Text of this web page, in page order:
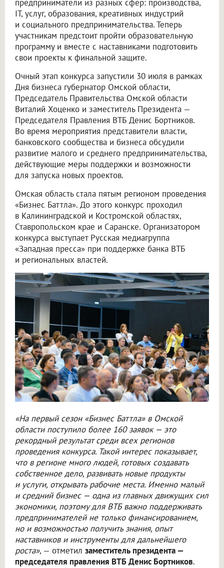
предприниматели из разных сфер: производства,
IT, услуг, образования, креативных индустрий
и социального предпринимательства. Теперь
участникам предстоит пройти образовательную
программу и вместе с наставниками подготовить
свои проекты к финальной защите.
Очный этап конкурса запустили 30 июля в рамках
Дня бизнеса губернатор Омской области,
Председатель Правительства Омской области
Виталий Хоценко и заместитель Президента —
Председателя Правления ВТБ Денис Бортников.
Во время мероприятия представители власти,
банковского сообщества и бизнеса обсудили
развитие малого и среднего предпринимательства,
действующие меры поддержки и возможности
для запуска новых проектов.
Омская область стала пятым регионом проведения
«Бизнес Баттла». До этого конкурс проходил
в Калининградской и Костромской областях,
Ставропольском крае и Саранске. Организатором
конкурса выступает Русская медиагруппа
«Западная пресса» при поддержке банка ВТБ
и региональных властей.
«На первый сезон «Бизнес Баттла» в Омской
области поступило более 160 заявок — это
рекордный результат среди всех регионов
проведения конкурса. Такой интерес показывает,
что в регионе много людей, готовых создавать
собственное дело, развивать новые продукты
и услуги, открывать рабочие места. Именно малый
и средний бизнес — одна из главных движущих сил
экономики, поэтому для ВТБ важно поддерживать
предпринимателей не только финансированием,
но и возможностью получить знания, опыт
наставников и инструменты для дальнейшего
роста», — отметил заместитель президента —
председателя правления ВТБ Денис Бортников.